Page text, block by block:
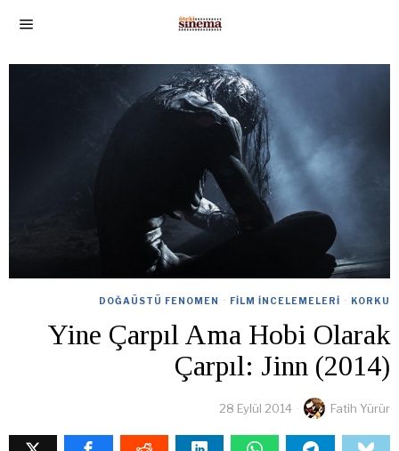
DOĞAÜSTÜ FENOMEN · FILM İNCELEMELERI · KORKU
Yine Çarpıl Ama Hobi Olarak
Çarpıl: Jinn (2014)
28 Eylül 2014 Fatih Yürür